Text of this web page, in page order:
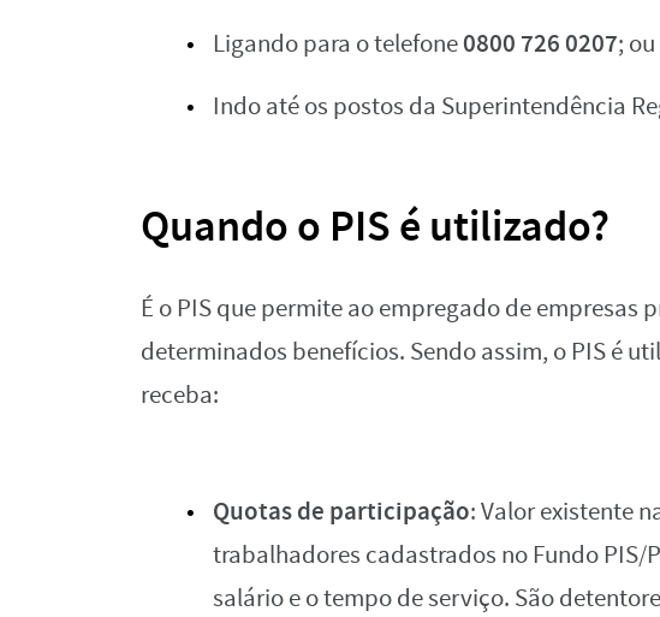
Ligando para o telefone0800 726 0207; ou
Indo até os postos da Superintendência
Quando o PIS é utilizado?
É o PIS que permite ao empregado de empresas
determinados benefícios. Sendo assim, o PIS é
receba:
Quotas de participação: Valor existente
trabalhadores cadastrados no Fundo PIS/
salário e o tempo de serviço. São